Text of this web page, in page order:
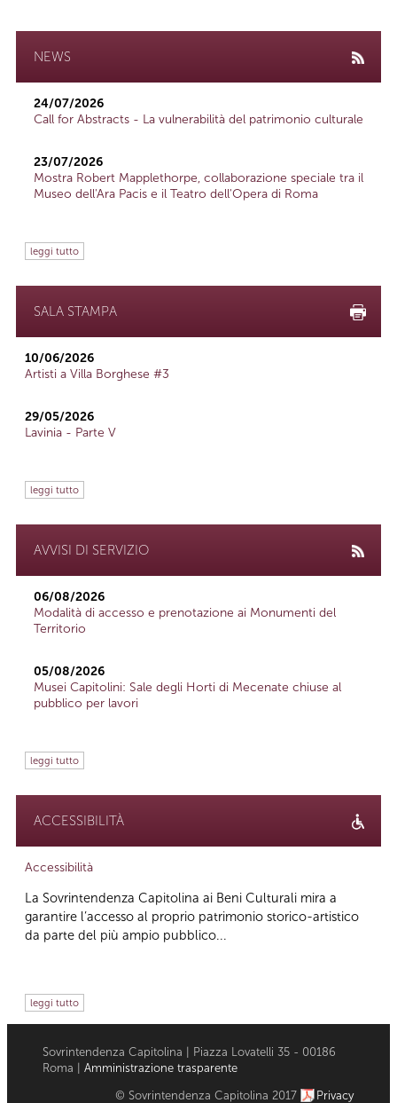
NEWS
24/07/2026
Call for Abstracts - La vulnerabilità del patrimonio culturale
23/07/2026
Mostra Robert Mapplethorpe, collaborazione speciale tra il
Museo dell'Ara Pacis e il Teatro dell'Opera di Roma
leggi tutto
SALA STAMPA
10/06/2026
Artisti a Villa Borghese #3
29/05/2026
Lavinia - Parte V
leggi tutto
AVVISI DI SERVIZIO
06/08/2026
Modalità di accesso e prenotazione ai Monumenti del
Territorio
05/08/2026
Musei Capitolini: Sale degli Horti di Mecenate chiuse al
pubblico per lavori
leggi tutto
ACCESSIBILITÀ
Accessibilità
La Sovrintendenza Capitolina ai Beni Culturali mira a
garantire l’accesso al proprio patrimonio storico-artistico
da parte del più ampio pubblico...
leggi tutto
Sovrintendenza Capitolina | Piazza Lovatelli 35 - 00186
Roma | Amministrazione trasparente
© Sovrintendenza Capitolina 2017 Privacy